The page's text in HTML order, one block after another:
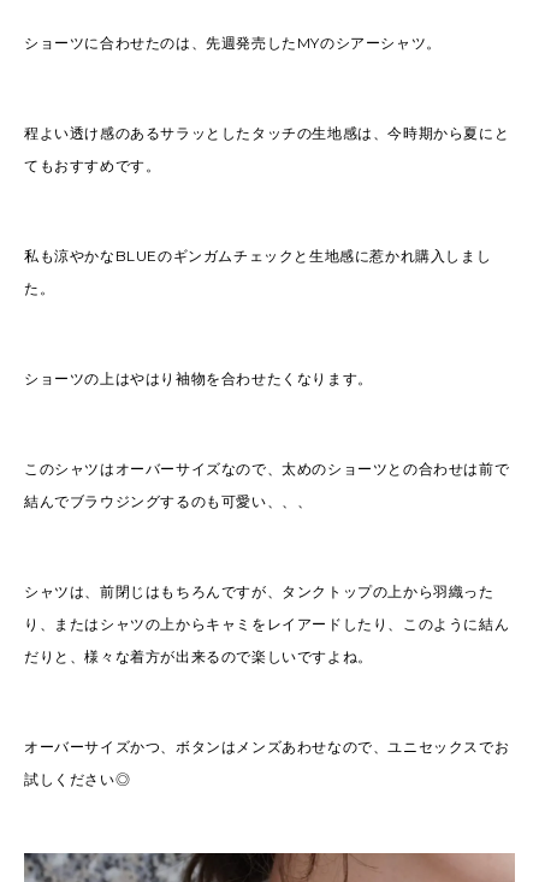
ショーツに合わせたのは、先週発売したMYのシアーシャツ。
程よい透け感のあるサラッとしたタッチの生地感は、今時期から夏にと
てもおすすめです。
私も涼やかなBLUEのギンガムチェックと生地感に惹かれ購入しまし
た。
ショーツの上はやはり袖物を合わせたくなります。
このシャツはオーバーサイズなので、太めのショーツとの合わせは前で
結んでブラウジングするのも可愛い、、、
シャツは、前閉じはもちろんですが、タンクトップの上から羽織った
り、またはシャツの上からキャミをレイアードしたり、このように結ん
だりと、様々な着方が出来るので楽しいですよね。
オーバーサイズかつ、ボタンはメンズあわせなので、ユニセックスでお
試しください◎